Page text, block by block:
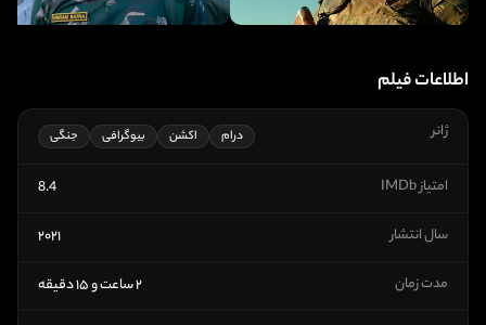
اطلاعات فیلم
ژانر درام اکشن بیوگرافی جنگی
امتیاز IMDb 8.4
سال انتشار ۲۰۲۱
مدت زمان ۲ ساعت و ۱۵ دقیقه